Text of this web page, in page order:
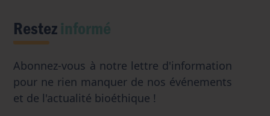
Restezinformé
Abonnez-vous à notre lettre d'information
pour ne rien manquer de nos événements
et de l'actualité bioéthique !